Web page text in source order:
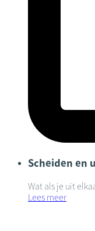
Scheiden en
Wat als je uit
Lees meer